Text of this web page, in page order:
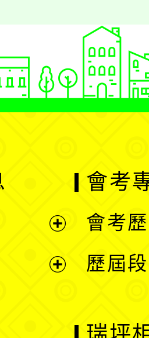
會考
會考
歷屆